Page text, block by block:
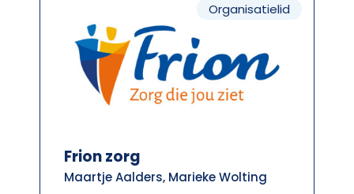
Organisatielid
Frion zorg
Maartje Aalders, Marieke Wolting